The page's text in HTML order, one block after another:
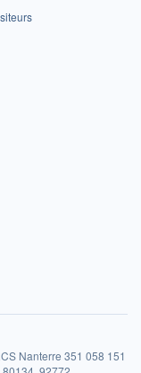
Nanterre 351 058 151